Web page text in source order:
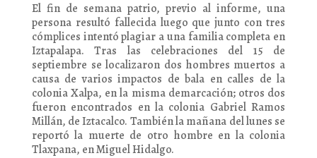
El fin de semana patrio, previo al informe, una
persona resultó fallecida luego que junto con tres
cómplices intentó plagiar a una familia completa en
Iztapalapa. Tras las celebraciones del 15 de
septiembre se localizaron dos hombres muertos a
causa de varios impactos de bala en calles de la
colonia Xalpa, en la misma demarcación; otros dos
fueron encontrados en la colonia Gabriel Ramos
Millán, de Iztacalco. También la mañana del lunes se
reportó la muerte de otro hombre en la colonia
Tlaxpana, en Miguel Hidalgo.